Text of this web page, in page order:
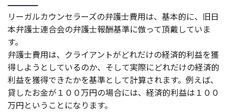
リーガルカウンセラーズの弁護士費用は、基本的に、旧日
本弁護士連合会の弁護士報酬基準に倣って頂戴していま
す。
弁護士費用は、クライアントがどれだけの経済的利益を獲
得しようとしているのか、そして実際にどれだけの経済的
利益を獲得できたかを基準として計算されます。例えば、
貸したお金が１００万円の場合には、経済的利益は１００
万円ということになります。